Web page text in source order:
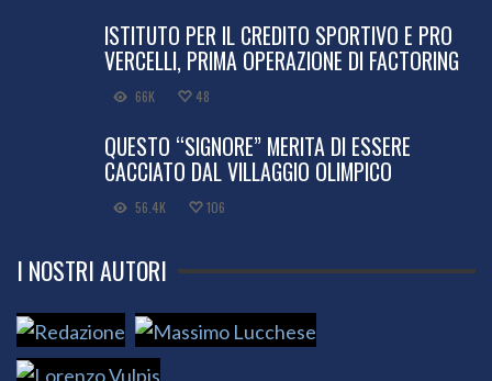
ISTITUTO PER IL CREDITO SPORTIVO E PRO
VERCELLI, PRIMA OPERAZIONE DI FACTORING
66K 48
QUESTO “SIGNORE” MERITA DI ESSERE
CACCIATO DAL VILLAGGIO OLIMPICO
56.4K 106
I NOSTRI AUTORI